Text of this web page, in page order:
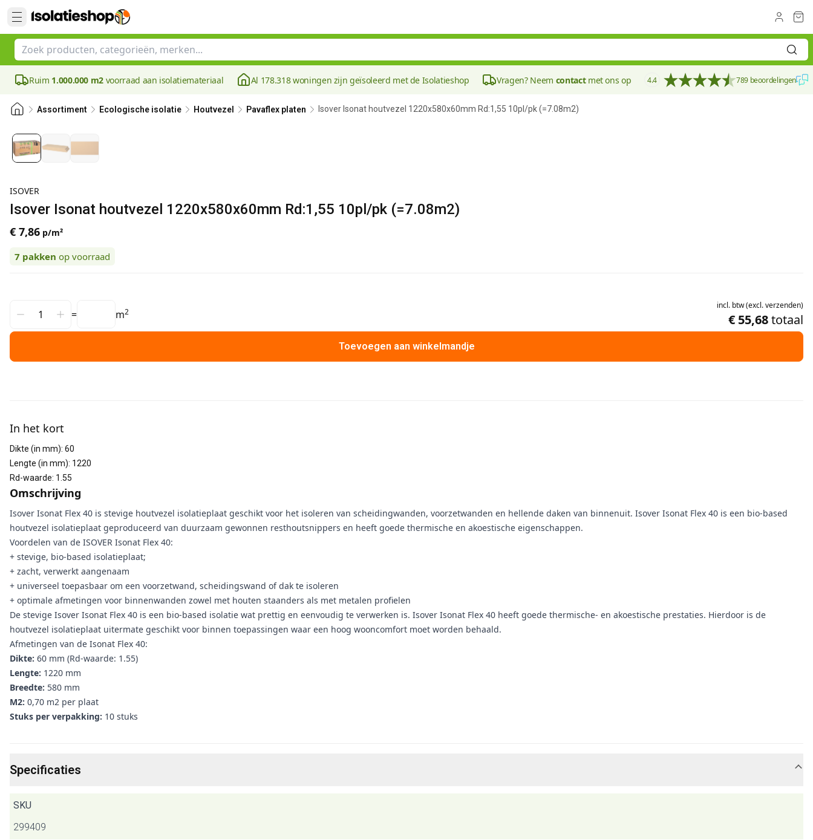
Ruim 1.000.000 m2 voorraad aan isolatiemateriaal Al 178.318 woningen zijn geïsoleerd met de Isolatieshop Vragen? Neem contactmet ons op 4.4 789 beoordelingen
Assortiment Ecologische isolatie Houtvezel Pavaflex platen Isover Isonat houtvezel 1220x580x60mm Rd:1,55 10pl/pk (=7.08m2)
ISOVER
Isover Isonat houtvezel 1220x580x60mm Rd:1,55 10pl/pk (=7.08m2)
€ 7,86 p/m²
7 pakken op voorraad
= m2
incl. btw(excl.verzenden)
€ 55,68totaal
Toevoegen aan winkelmandje
In het kort
Dikte (in mm): 60
Lengte (in mm): 1220
Rd-waarde: 1.55
Omschrijving
Isover Isonat Flex 40 is stevige houtvezel isolatieplaat geschikt voor het isoleren van scheidingwanden, voorzetwanden en hellende daken van binnenuit. Isover Isonat Flex 40 is een bio-based
houtvezel isolatieplaat geproduceerd van duurzaam gewonnen resthoutsnippers en heeft goede thermische en akoestische eigenschappen.
Voordelen van de ISOVER Isonat Flex 40:
+ stevige, bio-based isolatieplaat;
+ zacht, verwerkt aangenaam
+ universeel toepasbaar om een voorzetwand, scheidingswand of dak te isoleren
+ optimale afmetingen voor binnenwanden zowel met houten staanders als met metalen profielen
De stevige Isover Isonat Flex 40 is een bio-based isolatie wat prettig en eenvoudig te verwerken is. Isover Isonat Flex 40 heeft goede thermische- en akoestische prestaties. Hierdoor is de
houtvezel isolatieplaat uitermate geschikt voor binnen toepassingen waar een hoog wooncomfort moet worden behaald.
Afmetingen van de Isonat Flex 40:
Dikte: 60 mm (Rd-waarde: 1.55)
Lengte: 1220 mm
Breedte: 580 mm
M2: 0,70 m2 per plaat
Stuks per verpakking: 10 stuks
Specificaties
SKU
299409